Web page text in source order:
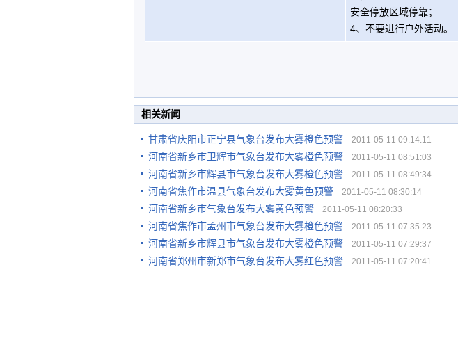
安全停放区域停靠；
4、不要进行户外活动。
相关新闻
甘肃省庆阳市正宁县气象台发布大雾橙色预警 2011-05-11 09:14:11
河南省新乡市卫辉市气象台发布大雾橙色预警 2011-05-11 08:51:03
河南省新乡市辉县市气象台发布大雾橙色预警 2011-05-11 08:49:34
河南省焦作市温县气象台发布大雾黄色预警 2011-05-11 08:30:14
河南省新乡市气象台发布大雾黄色预警 2011-05-11 08:20:33
河南省焦作市孟州市气象台发布大雾橙色预警 2011-05-11 07:35:23
河南省新乡市辉县市气象台发布大雾橙色预警 2011-05-11 07:29:37
河南省郑州市新郑市气象台发布大雾红色预警 2011-05-11 07:20:41